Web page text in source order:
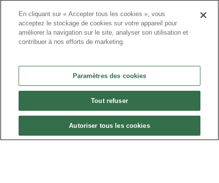
Plan du site
Mentions légales
•
CGU
•
FAQ
Paramètres des cookies
En cliquant sur « Accepter tous les cookies », vous
acceptez le stockage de cookies sur votre appareil pour
améliorer la navigation sur le site, analyser son utilisation et
contribuer à nos efforts de marketing.
Paramètres des cookies
Tout refuser
Autoriser tous les cookies